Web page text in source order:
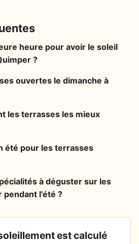
heure pour avoir le soleil
?
ouvertes le dimanche à
les terrasses les mieux
été pour les terrasses
à déguster sur les
pendant l'été ?
est calculé